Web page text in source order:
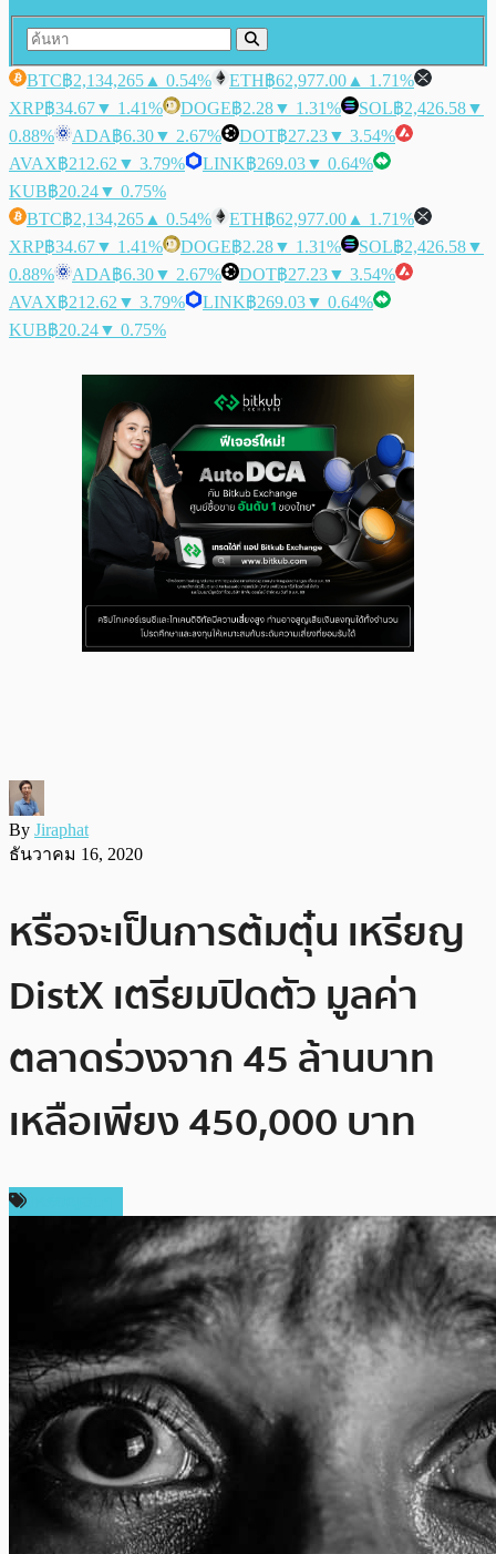
BTC฿2,134,265 ▲ 0.54% ETH฿62,977.00 ▲ 1.71%
XRP฿34.67▼ 1.41% DOGE฿2.28▼ 1.31% SOL฿2,426.58▼
0.88%
ADA฿6.30▼ 2.67% DOT฿27.23▼ 3.54%
AVAX฿212.62 ▼ 3.79% LINK฿269.03▼ 0.64%
KUB฿20.24▼ 0.75%
BTC฿2,134,265 ▲ 0.54% ETH฿62,977.00 ▲ 1.71%
XRP฿34.67▼ 1.41% DOGE฿2.28▼ 1.31% SOL฿2,426.58▼
0.88%
ADA฿6.30▼ 2.67% DOT฿27.23▼ 3.54%
AVAX฿212.62 ▼ 3.79% LINK฿269.03▼ 0.64%
KUB฿20.24▼ 0.75%
By Jiraphat
ธันวาคม 16, 2020
หรือจะเป็นการต้มตุ๋น เหรียญ
DistX เตรียมปิดตัว มูลค่า
ตลาดร่วงจาก 45 ล้านบาท
เหลือเพียง 450,000 บาท